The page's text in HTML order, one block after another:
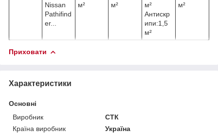
Nissan
Pathifind
er...
м²
м²
м²
Антискр
ипи:1,5
м²
м²
Приховати
Характеристики
Основні
Виробник
СТК
Країна виробник
Україна